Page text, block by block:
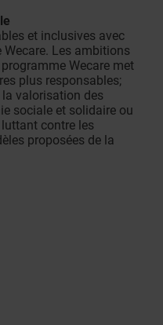
et inclusives avec
Les ambitions
Wecare met
plus responsables;
valorisation des
sociale et solidaire ou
contre les
proposées de la